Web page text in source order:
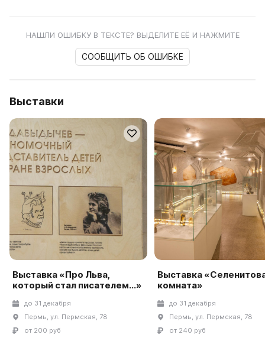
НАШЛИ ОШИБКУ В ТЕКСТЕ? ВЫДЕЛИТЕ ЕЁ И НАЖМИТЕ
СООБЩИТЬ ОБ ОШИБКЕ
Выставки
Выставка «Про Льва,
который стал писателем...»
до 31 декабря
Пермь, ул. Пермская, 78
от 200 руб
Выставка
комната»
до 31 декабря
Пермь, ул. Пермская, 78
от 240 руб